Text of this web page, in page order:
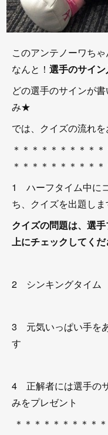
このアンテノーワち
なんと！ 選手のサイン
どの選手のサインが
み★
では、クイズの流れ
＊＊＊＊＊＊＊＊＊
＊＊＊＊＊＊＊＊＊＊
1 ハーフタイム中に
ち、クイズを出題しま
クイズの問題は、選
上にチェックしてくだ
2 シンキングタイ
3 元気いっぱい手を
す
4 正解者には選手の
みをプレゼント
＊＊＊＊＊＊＊＊＊